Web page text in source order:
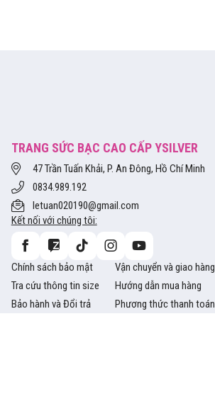
TRANG SỨC BẠC CAO CẤP YSILVER
47 Trần Tuấn Khải, P. An Đông, Hồ Chí Minh
0834.989.192
letuan020190@gmail.com
Kết nối với chúng tôi:
Chính sách bảo mật
Vận chuyển và giao hàng
Tra cứu thông tin size
Hướng dẫn mua hàng
Bảo hành và Đổi trả
Phương thức thanh toán